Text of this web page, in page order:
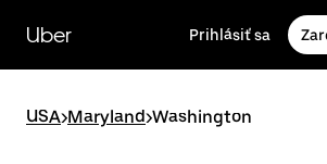
hlavný
obsah
Uber Prihlásiť sa
USA>Maryland>Washington